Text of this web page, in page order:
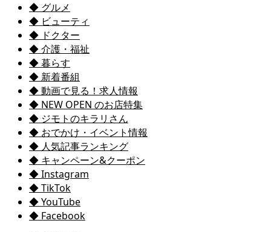
◆ グルメ
◆ ビューティ
◆ ドクター
◆ 介護・福祉
◆ 暮らす
◆ 新着番組
◆ 動画で見る！求人情報
◆ NEW OPEN のお店特集
◆ ジモトのキラリさん
◆ おでかけ・イベント情報
◆ 人気記事ランキング
◆ キャンペーン&クーポン
◆ Instagram
◆ TikTok
◆ YouTube
◆ Facebook